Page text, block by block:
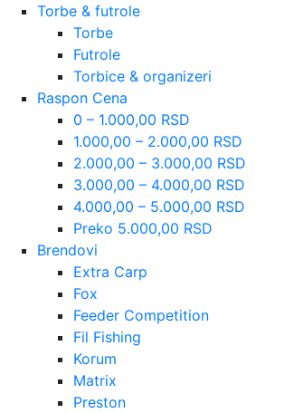
Torbe & futrole
Torbe
Futrole
Torbice & organizeri
Raspon Cena
0 – 1.000,00 RSD
1.000,00 – 2.000,00 RSD
2.000,00 – 3.000,00 RSD
3.000,00 – 4.000,00 RSD
4.000,00 – 5.000,00 RSD
Preko 5.000,00 RSD
Brendovi
Extra Carp
Fox
Feeder Competition
Fil Fishing
Korum
Matrix
Preston